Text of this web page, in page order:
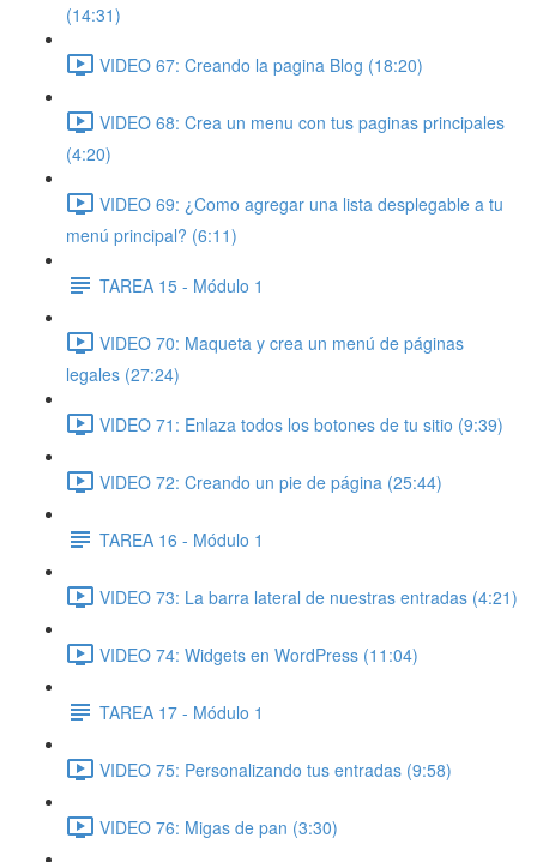
(14:31)
VIDEO 67: Creando la pagina Blog (18:20)
VIDEO 68: Crea un menu con tus paginas principales
(4:20)
VIDEO 69: ¿Como agregar una lista desplegable a tu
menú principal? (6:11)
TAREA 15 - Módulo 1
VIDEO 70: Maqueta y crea un menú de páginas
legales (27:24)
VIDEO 71: Enlaza todos los botones de tu sitio (9:39)
VIDEO 72: Creando un pie de página (25:44)
TAREA 16 - Módulo 1
VIDEO 73: La barra lateral de nuestras entradas (4:21)
VIDEO 74: Widgets en WordPress (11:04)
TAREA 17 - Módulo 1
VIDEO 75: Personalizando tus entradas (9:58)
VIDEO 76: Migas de pan (3:30)